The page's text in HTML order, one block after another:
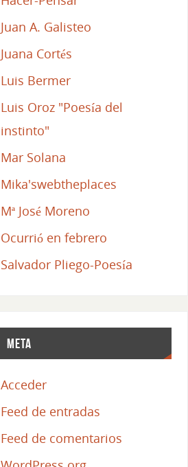
Juan A. Galisteo
Juana Cortés
Luis Bermer
Luis Oroz "Poesía del
instinto"
Mar Solana
Mika'swebtheplaces
Mª José Moreno
Ocurrió en febrero
Salvador Pliego-Poesía
Meta
Acceder
Feed de entradas
Feed de comentarios